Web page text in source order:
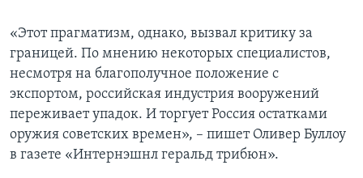
«Этот прагматизм, однако, вызвал критику за
границей. По мнению некоторых специалистов,
несмотря на благополучное положение с
экспортом, российская индустрия вооружений
переживает упадок. И торгует Россия остатками
оружия советских времен», – пишет Оливер Буллоу
в газете «Интернэшнл геральд трибюн».